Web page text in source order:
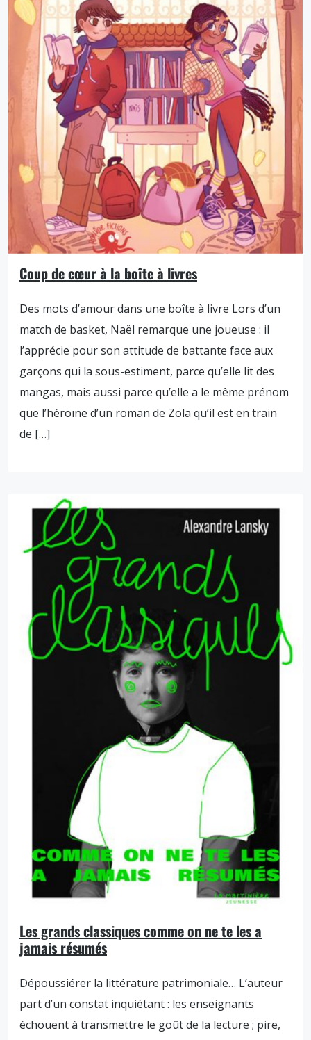
Coup de cœur à la boîte à livres
Des mots d’amour dans une boîte à livre Lors d’un
match de basket, Naël remarque une joueuse : il
l’apprécie pour son attitude de battante face aux
garçons qui la sous-estiment, parce qu’elle lit des
mangas, mais aussi parce qu’elle a le même prénom
que l’héroïne d’un roman de Zola qu’il est en train
de […]
Les grands classiques comme on ne te les a
jamais résumés
Dépoussiérer la littérature patrimoniale… L’auteur
part d’un constat inquiétant : les enseignants
échouent à transmettre le goût de la lecture ; pire,